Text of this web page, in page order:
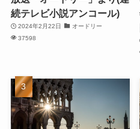
続テレビ小説アンコール)
2024年2月22日
オードリー
37598